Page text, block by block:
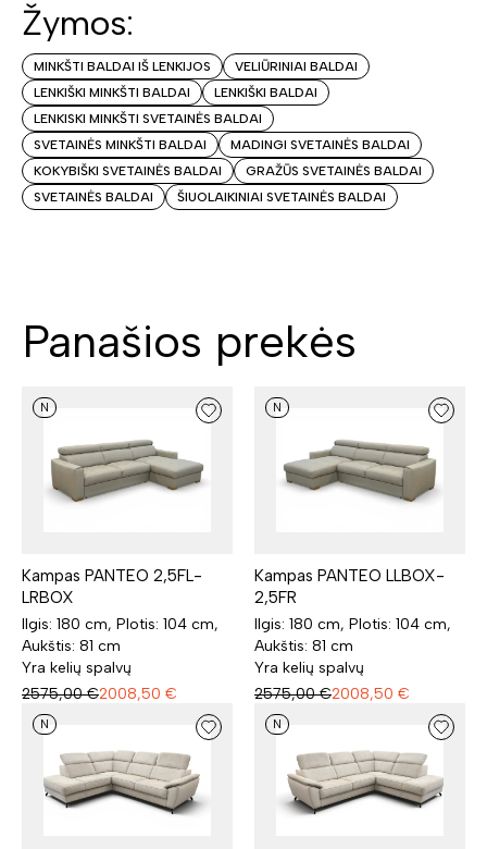
Žymos:
MINKŠTI BALDAI IŠ LENKIJOS
VELIŪRINIAI BALDAI
LENKIŠKI MINKŠTI BALDAI
LENKIŠKI BALDAI
LENKISKI MINKŠTI SVETAINĖS BALDAI
SVETAINĖS MINKŠTI BALDAI
MADINGI SVETAINĖS BALDAI
KOKYBIŠKI SVETAINĖS BALDAI
GRAŽŪS SVETAINĖS BALDAI
SVETAINĖS BALDAI
ŠIUOLAIKINIAI SVETAINĖS BALDAI
Panašios prekės
N
Kampas PANTEO 2,5FL-
LRBOX
Ilgis: 180 cm, Plotis: 104 cm,
Aukštis: 81 cm
Yra kelių spalvų
2575,00 €2008,50 €
N
Kampas PANTEO LLBOX-
2,5FR
Ilgis: 180 cm, Plotis: 104 cm,
Aukštis: 81 cm
Yra kelių spalvų
2575,00 €2008,50 €
N N